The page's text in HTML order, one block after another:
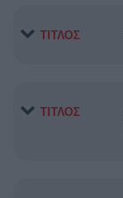
ΤΙΤΛΟΣ
ΤΙΤΛΟΣ